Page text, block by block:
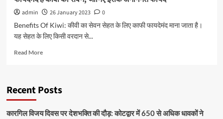
admin 26 January 2023
0
Benefits Of Kiwi: कीवी का सेवन सेहत के लिए काफी फायदेमंद माना जाता है।
यह सेहत के लिए किसी वरदान से...
Read More
Recent Posts
कारगिल विजय दिवस पर देशभक्ति की दौड़: कोटद्वार में 650 से अधिक धावकों ने